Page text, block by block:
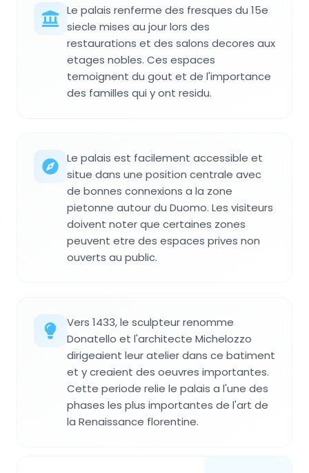
Le palais renferme des fresques du 15e
siecle mises au jour lors des
restaurations et des salons decores aux
etages nobles. Ces espaces
temoignent du gout et de l'importance
des familles qui y ont residu.
Le palais est facilement accessible et
situe dans une position centrale avec
de bonnes connexions a la zone
pietonne autour du Duomo. Les visiteurs
doivent noter que certaines zones
peuvent etre des espaces prives non
ouverts au public.
Vers 1433, le sculpteur renomme
Donatello et l'architecte Michelozzo
dirigeaient leur atelier dans ce batiment
et y creaient des oeuvres importantes.
Cette periode relie le palais a l'une des
phases les plus importantes de l'art de
la Renaissance florentine.